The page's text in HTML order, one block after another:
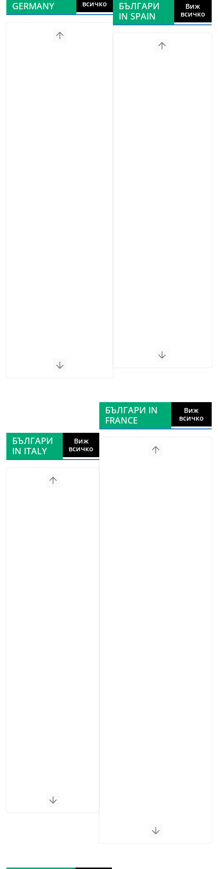
GERMANY
всичко
БЪЛГАРИ
IN SPAIN
Виж
всичко
БЪЛГАРИ
IN ITALY
Виж
всичко
БЪЛГАРИ IN
FRANCE
Виж
всичко